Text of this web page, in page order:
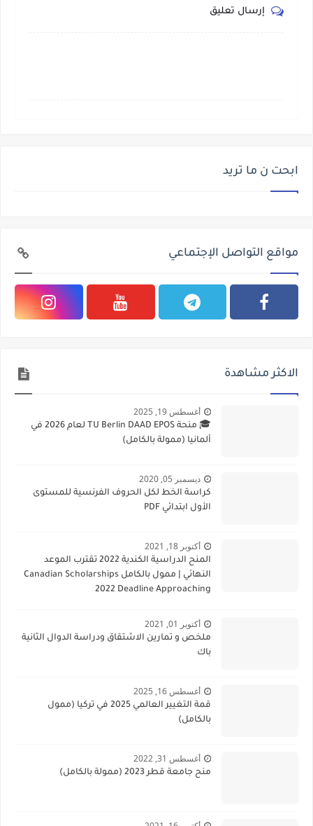
إرسال تعليق
ابحت ن ما تريد
مواقع التواصل الإجتماعي
الاكثر مشاهدة
أغسطس 19, 2025
🎓 منحة TU Berlin DAAD EPOS لعام 2026 في
ألمانيا (ممولة بالكامل)
ديسمبر 05, 2020
كراسة الخط لكل الحروف الفرنسية للمستوى
الأول ابتدائي PDF
أكتوبر 18, 2021
المنح الدراسية الكندية 2022 تقترب الموعد
النهائي | ممول بالكامل Canadian Scholarships
2022 Deadline Approaching
أكتوبر 01, 2021
ملخص و تمارين الاشتقاق ودراسة الدوال الثانية
باك
أغسطس 16, 2025
قمة التغيير العالمي 2025 في تركيا (ممول
بالكامل)
أغسطس 31, 2022
منح جامعة قطر 2023 (ممولة بالكامل)